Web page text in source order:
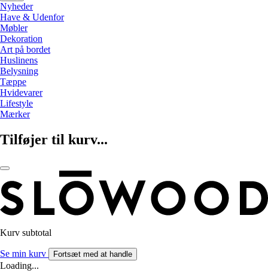
Nyheder
Have & Udenfor
Møbler
Dekoration
Art på bordet
Huslinens
Belysning
Tæppe
Hvidevarer
Lifestyle
Mærker
Tilføjer til kurv...
Kurv subtotal
Se min kurv Fortsæt med at handle
Loading...